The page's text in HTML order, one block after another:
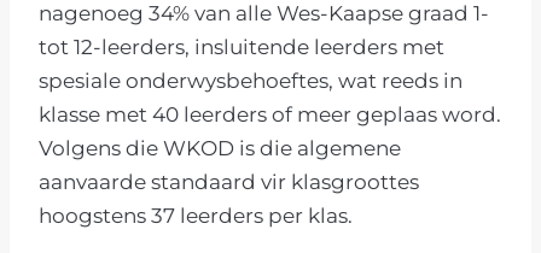
nagenoeg 34% van alle Wes-Kaapse graad 1-
tot 12-leerders, insluitende leerders met
spesiale onderwysbehoeftes, wat reeds in
klasse met 40 leerders of meer geplaas word.
Volgens die WKOD is die algemene
aanvaarde standaard vir klasgroottes
hoogstens 37 leerders per klas.